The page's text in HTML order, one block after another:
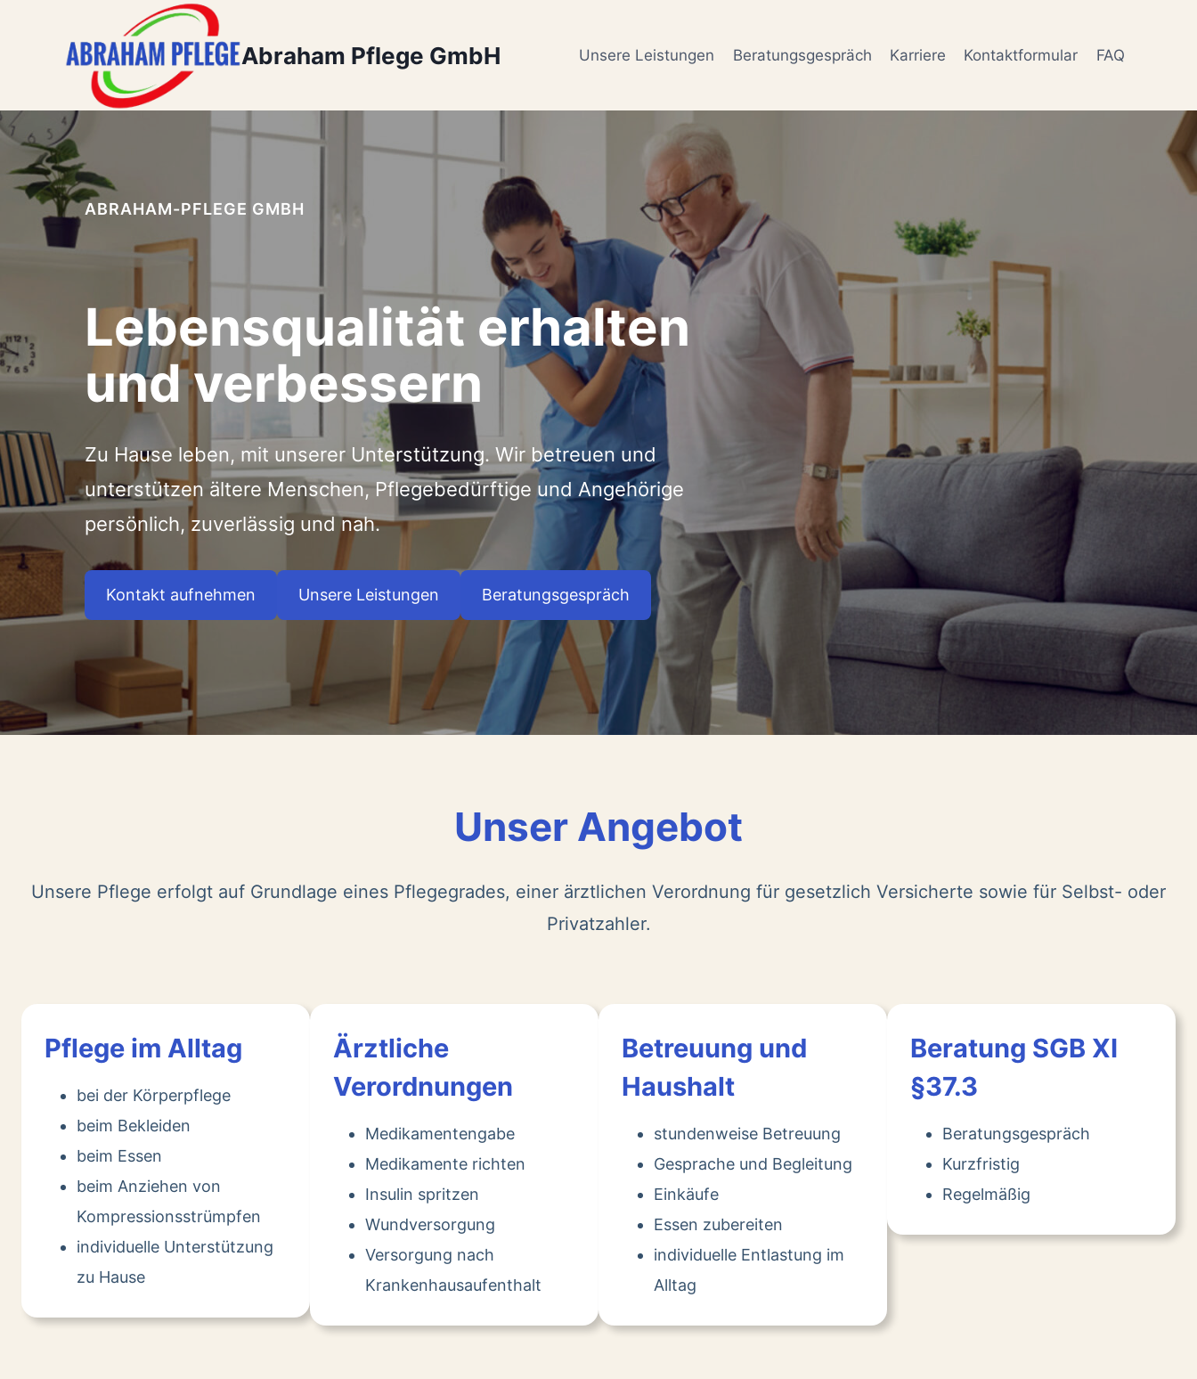
Abraham Pflege GmbH Unsere Leistungen Beratungsgespräch Karriere Kontaktformular FAQ
ABRAHAM-PFLEGE GMBH
Lebensqualität erhalten
und verbessern
Zu Hause leben, mit unserer Unterstützung. Wir betreuen und
unterstützen ältere Menschen, Pflegebedürftige und Angehörige
persönlich, zuverlässig und nah.
Kontakt aufnehmen Unsere Leistungen Beratungsgespräch
Unser Angebot
Unsere Pflege erfolgt auf Grundlage eines Pflegegrades, einer ärztlichen Verordnung für gesetzlich Versicherte sowie für Selbst- oder
Privatzahler.
Pflege im Alltag
bei der Körperpflege
beim Bekleiden
beim Essen
beim Anziehen von
Kompressionsstrümpfen
individuelle Unterstützung
zu Hause
Ärztliche
Verordnungen
Medikamentengabe
Medikamente richten
Insulin spritzen
Wundversorgung
Versorgung nach
Krankenhausaufenthalt
Betreuung und
Haushalt
stundenweise Betreuung
Gesprache und Begleitung
Einkäufe
Essen zubereiten
individuelle Entlastung im
Alltag
Beratung SGB XI
§37.3
Beratungsgespräch
Kurzfristig
Regelmäßig